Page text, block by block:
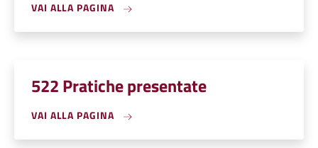
VAI ALLA PAGINA
522 Pratiche presentate
VAI ALLA PAGINA